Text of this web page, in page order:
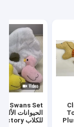
3
الحيوانات
للكلاب BSCI Factory